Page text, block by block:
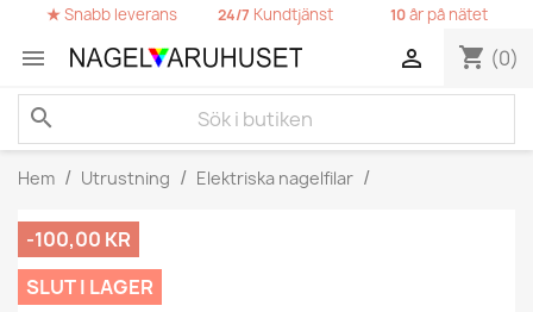
★Snabb leverans 24/7 Kundtjänst 10år på nätet
 shopping_cart (0)

search
Hem Utrustning Elektriska nagelfilar
-100,00 KR
SLUT I LAGER